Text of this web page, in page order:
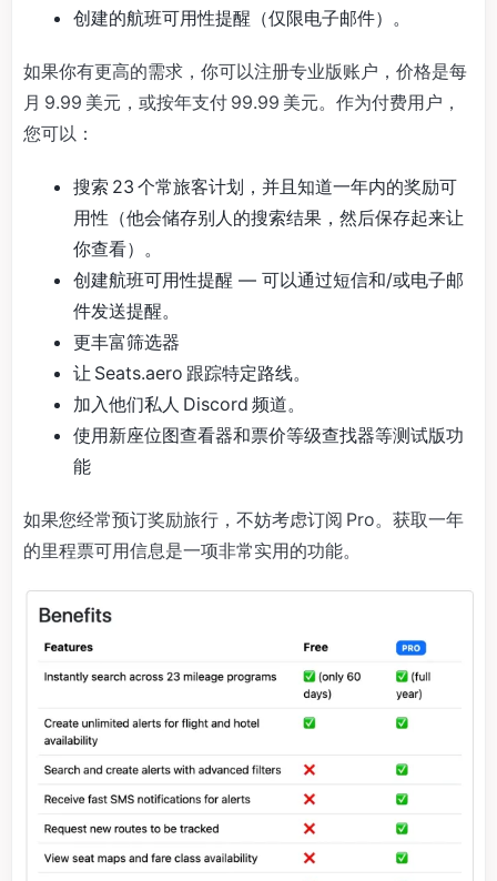
创建的航班可用性提醒（仅限电子邮件）。
如果你有更高的需求，你可以注册专业版账户，价格是每
月 9.99 美元，或按年支付 99.99 美元。作为付费用户，
您可以：
搜索 23 个常旅客计划，并且知道一年内的奖励可
用性（他会储存别人的搜索结果，然后保存起来让
你查看）。
创建航班可用性提醒 — 可以通过短信和/或电子邮
件发送提醒。
更丰富筛选器
让 Seats.aero 跟踪特定路线。
加入他们私人 Discord 频道。
使用新座位图查看器和票价等级查找器等测试版功
能
如果您经常预订奖励旅行，不妨考虑订阅 Pro。获取一年
的里程票可用信息是一项非常实用的功能。